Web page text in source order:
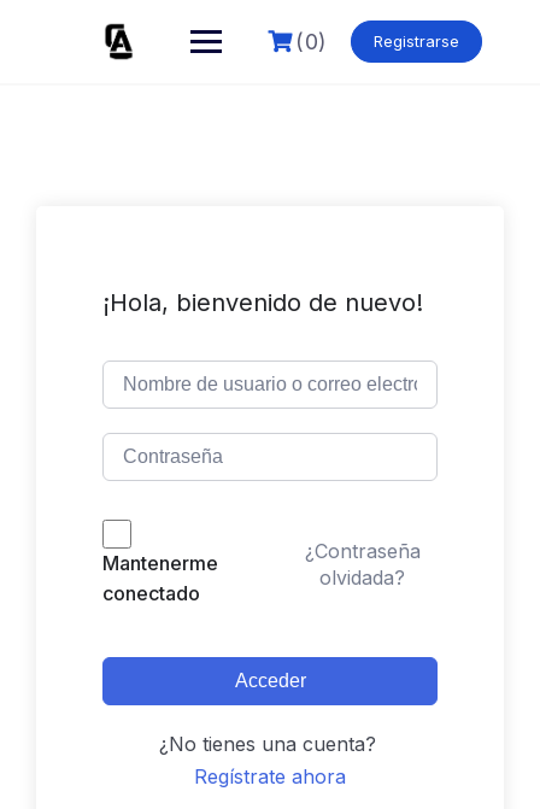
(0) Registrarse
¡Hola, bienvenido de nuevo!
Mantenerme
conectado
¿Contraseña
olvidada?
Acceder
¿No tienes una cuenta?
Regístrate ahora